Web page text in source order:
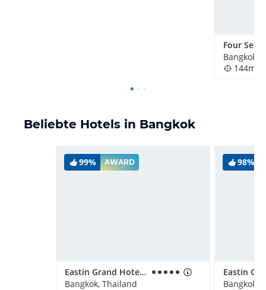
Bangkok,
144m
Beliebte Hotels in Bangkok
99% AWARD
Eastin Grand Hotel Sathorn
Bangkok, Thailand
98%
Bangkok,